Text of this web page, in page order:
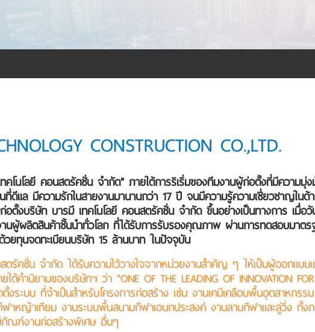
CONSTRUCTION CO.,LTD.
โนโลยี คอนสตรัคชั่น จำกัด" ภายใต้การริเริ่มของทีมงานผู้ก่อตั้งที่มีความ
ที่ดีแล มีความรักในสายงานมานานกว่า 17 ปี จนมีความรู้ความเชี่ยวชาญใ
ก่อตั้งบริษัท บารมี เทคโนโลยี คอนสตรัคชั่น จำกัด ขึ้นอย่างเป็นทางการ เ
นผู้ผลิตสินค้าชั้นนำทั่วโลก ที่ได้รับการรับรองคุณภาพ ผ่านการทดสอบมาต
วยทุนจดทะเบียนบริษัท 15 ล้านบาท ในปัจจุบัน
รัคชั่น จำกัด ได้รับความไว้วางใจจากหน่วยงานสำคัญ ๆ ให้เป็นผู้ออกแบ
คำนิยามของบริษัทฯ ว่า "ONE OF THE LEADING OF INNOVATION
ตั้งระบบ ที่จำเป็นสำหรับโครงการก่อสร้าง เช่น งานเคมีเคลือบพื้นอุตสาหก
หญ้าเทียม งานระบบพื้นสนามกีฬาเอนกประสงค์ งานลานกีฬาและลู่วิ่ง ทั้
ภัณฑ์งานก่อสร้างพิเศษ อื่นๆ